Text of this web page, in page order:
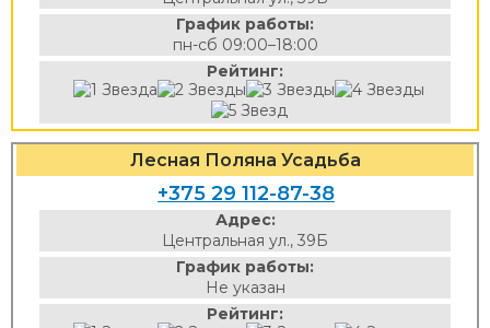
График работы:
пн-сб 09:00–18:00
Рейтинг:
Лесная Поляна Усадьба
+375 29 112-87-38
Адрес:
Центральная ул., 39Б
График работы:
Не указан
Рейтинг: